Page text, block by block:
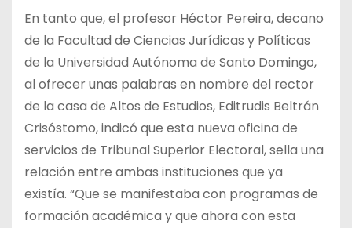
En tanto que, el profesor Héctor Pereira, decano
de la Facultad de Ciencias Jurídicas y Políticas
de la Universidad Autónoma de Santo Domingo,
al ofrecer unas palabras en nombre del rector
de la casa de Altos de Estudios, Editrudis Beltrán
Crisóstomo, indicó que esta nueva oficina de
servicios de Tribunal Superior Electoral, sella una
relación entre ambas instituciones que ya
existía. “Que se manifestaba con programas de
formación académica y que ahora con esta